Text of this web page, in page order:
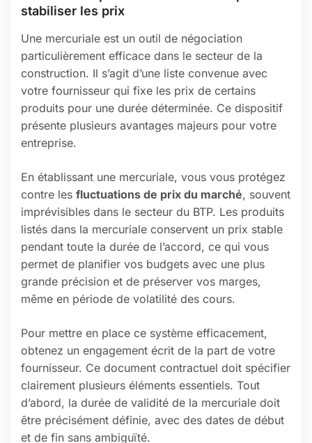
stabiliser les prix
Une mercuriale est un outil de négociation
particulièrement efficace dans le secteur de la
construction. Il s’agit d’une liste convenue avec
votre fournisseur qui fixe les prix de certains
produits pour une durée déterminée. Ce dispositif
présente plusieurs avantages majeurs pour votre
entreprise.
En établissant une mercuriale, vous vous protégez
contre les fluctuations de prix du marché, souvent
imprévisibles dans le secteur du BTP. Les produits
listés dans la mercuriale conservent un prix stable
pendant toute la durée de l’accord, ce qui vous
permet de planifier vos budgets avec une plus
grande précision et de préserver vos marges,
même en période de volatilité des cours.
Pour mettre en place ce système efficacement,
obtenez un engagement écrit de la part de votre
fournisseur. Ce document contractuel doit spécifier
clairement plusieurs éléments essentiels. Tout
d’abord, la durée de validité de la mercuriale doit
être précisément définie, avec des dates de début
et de fin sans ambiguïté.